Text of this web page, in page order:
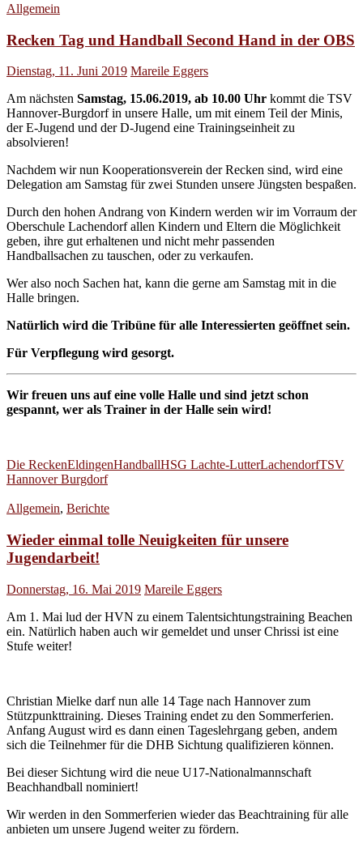
Allgemein
Recken Tag und Handball Second Hand in der OBS
Dienstag, 11. Juni 2019 Mareile Eggers
Am nächsten Samstag, 15.06.2019, ab 10.00 Uhr kommt die TSV
Hannover-Burgdorf in unsere Halle, um mit einem Teil der Minis,
der E-Jugend und der D-Jugend eine Trainingseinheit zu
absolvieren!
Nachdem wir nun Kooperationsverein der Recken sind, wird eine
Delegation am Samstag für zwei Stunden unsere Jüngsten bespaßen.
Durch den hohen Andrang von Kindern werden wir im Vorraum der
Oberschule Lachendorf allen Kindern und Eltern die Möglichkeit
geben, ihre gut erhaltenen und nicht mehr passenden
Handballsachen zu tauschen, oder zu verkaufen.
Wer also noch Sachen hat, kann die gerne am Samstag mit in die
Halle bringen.
Natürlich wird die Tribüne für alle Interessierten geöffnet sein.
Für Verpflegung wird gesorgt.
Wir freuen uns auf eine volle Halle und sind jetzt schon
gespannt, wer als Trainer in der Halle sein wird!
Die ReckenEldingenHandballHSG Lachte-LutterLachendorfTSV
Hannover Burgdorf
Allgemein, Berichte
Wieder einmal tolle Neuigkeiten für unsere
Jugendarbeit!
Donnerstag, 16. Mai 2019 Mareile Eggers
Am 1. Mai lud der HVN zu einem Talentsichtungstraining Beachen
ein. Natürlich haben auch wir gemeldet und unser Chrissi ist eine
Stufe weiter!
Christian Mielke darf nun alle 14 Tage nach Hannover zum
Stützpunkttraining. Dieses Training endet zu den Sommerferien.
Anfang August wird es dann einen Tageslehrgang geben, andem
sich die Teilnehmer für die DHB Sichtung qualifizieren können.
Bei dieser Sichtung wird die neue U17-Nationalmannschaft
Beachhandball nominiert!
Wir werden in den Sommerferien wieder das Beachtraining für alle
anbieten um unsere Jugend weiter zu fördern.